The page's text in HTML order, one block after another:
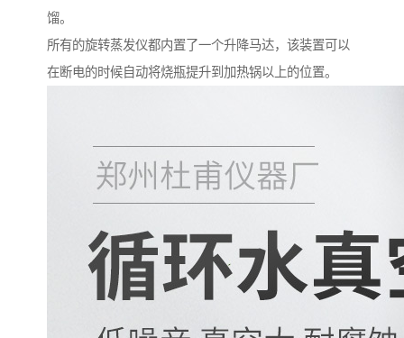
馏。
所有的旋转蒸发仪都内置了一个升降马达，该装置可以
在断电的时候自动将烧瓶提升到加热锅以上的位置。